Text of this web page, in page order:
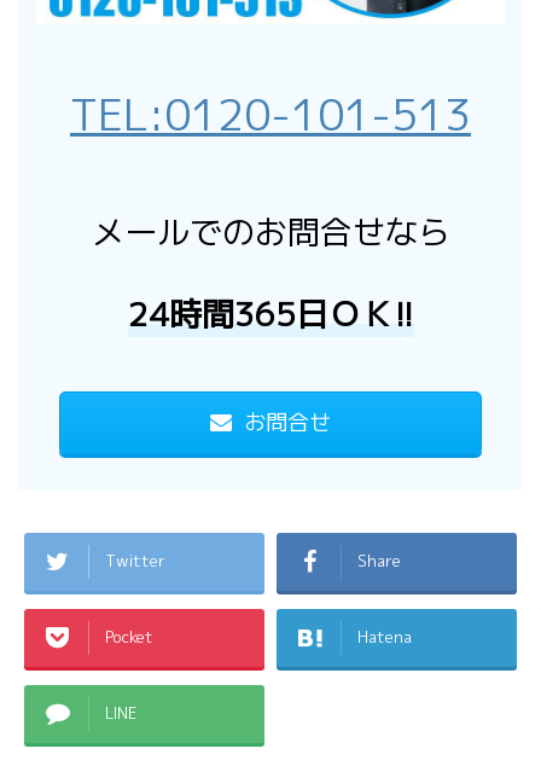
TEL:0120-101-513
メールでのお問合せなら
24時間365日ＯＫ!!
お問合せ
Twitter Share
Pocket Hatena
LINE